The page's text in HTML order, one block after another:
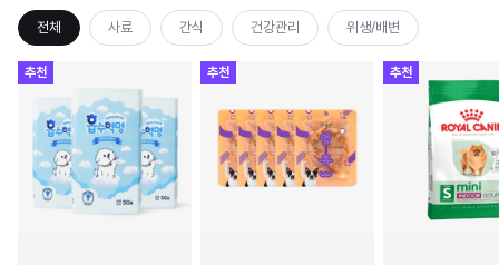
전체 사료 간식 건강관리 위생/배변
추천 추천 추천